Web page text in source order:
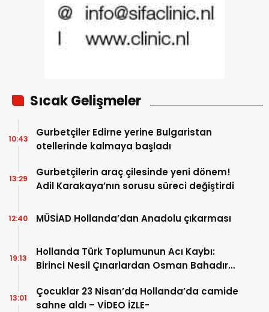
Sıcak Gelişmeler
Gurbetçiler Edirne yerine Bulgaristan
otellerinde kalmaya başladı
10:43
Gurbetçilerin araç çilesinde yeni dönem!
Adil Karakaya’nın sorusu süreci değiştirdi
13:29
MÜSİAD Hollanda’dan Anadolu çıkarması
12:40
Hollanda Türk Toplumunun Acı Kaybı:
Birinci Nesil Çınarlardan Osman Bahadır
19:13
Çocuklar 23 Nisan’da Hollanda’da camide
sahne aldı – VİDEO İZLE-
13:01